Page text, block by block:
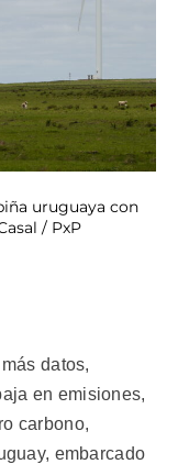
uruguaya con
/ PxP
datos,
en emisiones,
carbono,
embarcado